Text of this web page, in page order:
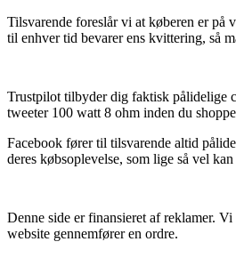
Tilsvarende foreslår vi at køberen er på
til enhver tid bevarer ens kvittering, så
Trustpilot tilbyder dig faktisk pålidelige
tweeter 100 watt 8 ohm inden du
Facebook fører til tilsvarende altid
deres købsoplevelse, som lige så vel
Denne side er finansieret af reklamer.
website gennemfører en ordre.